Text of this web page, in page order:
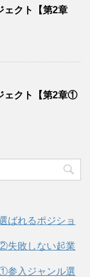
ェクト【第2章
ェクト【第2章①
ばれるポジショ
失敗しない起業
参入ジャンル選